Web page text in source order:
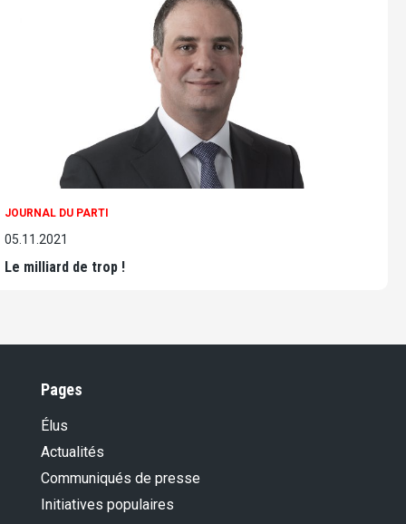
JOURNAL DU PARTI
05.11.2021
Le milliard de trop !
Pages
Élus
Actualités
Communiqués de presse
Initiatives populaires